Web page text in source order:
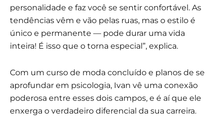
personalidade e faz você se sentir confortável. As
tendências vêm e vão pelas ruas, mas o estilo é
único e permanente — pode durar uma vida
inteira! É isso que o torna especial”, explica.
Com um curso de moda concluído e planos de se
aprofundar em psicologia, Ivan vê uma conexão
poderosa entre esses dois campos, e é aí que ele
enxerga o verdadeiro diferencial da sua carreira.